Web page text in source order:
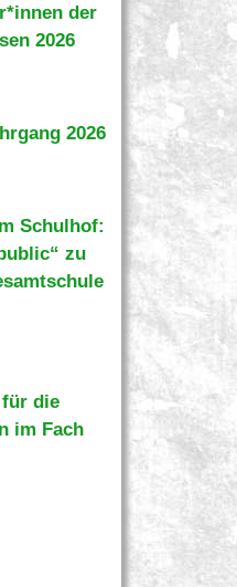
der
2026
2026
Schulhof:
zu
die
im Fach